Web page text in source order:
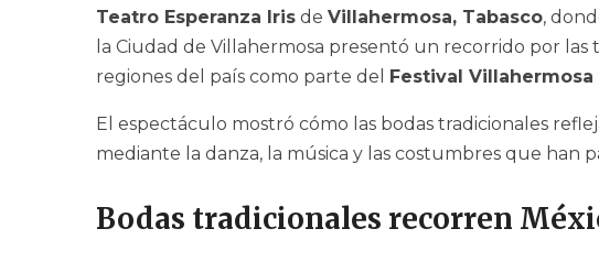
Teatro Esperanza Iris de Villahermosa, Tabasco,
la Ciudad de Villahermosa presentó un recorrido por las
regiones del país como parte del
Festival Villahermosa
El espectáculo mostró cómo las bodas tradicionales
mediante la danza, la música y las costumbres que han
Bodas tradicionales recorren